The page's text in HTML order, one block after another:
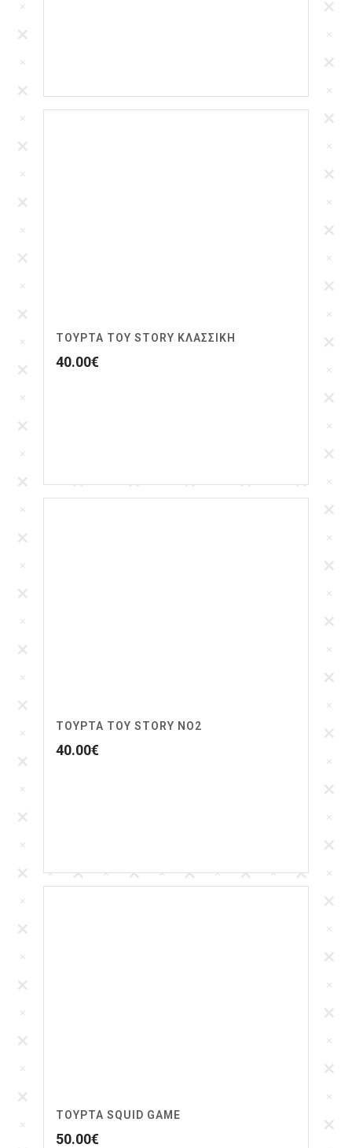
ΤΟΥΡΤΑ TOY STORY ΚΛΑΣΣΙΚΗ
40.00€
ΤΟΥΡΤΑ TOY STORY NO2
40.00€
ΤΟΥΡΤΑ SQUID GAME
50.00€